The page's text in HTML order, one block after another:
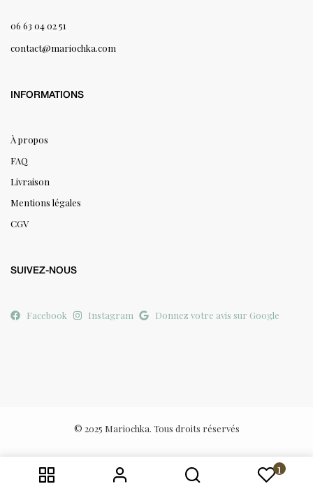
1
06 63 04 02 51
contact@mariochka.com
INFORMATIONS
À propos
FAQ
Livraison
Mentions légales
CGV
SUIVEZ-NOUS
Facebook Instagram Donnez votre avis sur Google
© 2025 Mariochka. Tous droits réservés